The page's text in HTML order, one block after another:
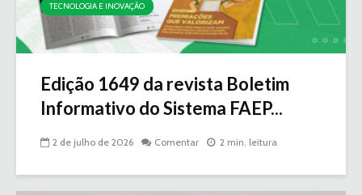
TECNOLOGIA E INOVAÇÃO
Edição 1649 da revista Boletim
Informativo do Sistema FAEP...
2 de julho de 2026 Comentar 2 min. leitura